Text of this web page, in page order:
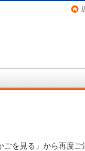
を見る」から再度ご